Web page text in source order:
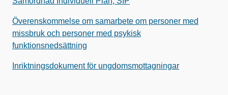
Överenskommelse om samarbete om personer med
missbruk och personer med psykisk
funktionsnedsättning
Inriktningsdokument för ungdomsmottagningar